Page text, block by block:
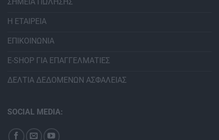
Η ΕΤΑΙΡΕΙΑ
ΕΠΙΚΟΙΝΩΝΙΑ
E-SHOP ΓΙΑ ΕΠΑΓΓΕΛΜΑΤΙΕΣ
ΔΕΛΤΙΑ ΔΕΔΟΜΕΝΩΝ ΑΣΦΑΛΕΙΑΣ
SOCIAL MEDIA: